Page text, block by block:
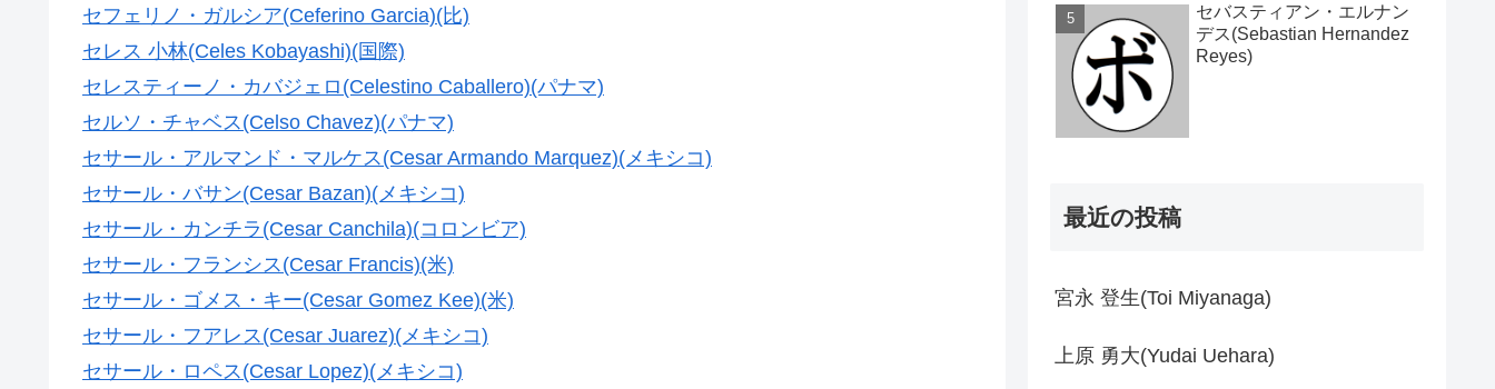
セフェリノ・ガルシア(Ceferino Garcia)(比)
セレス 小林(Celes Kobayashi)(国際)
セレスティーノ・カバジェロ(Celestino Caballero)(パナマ)
セルソ・チャベス(Celso Chavez)(パナマ)
セサール・アルマンド・マルケス(Cesar Armando Marquez)(メキシコ)
セサール・バサン(Cesar Bazan)(メキシコ)
セサール・カンチラ(Cesar Canchila)(コロンビア)
セサール・フランシス(Cesar Francis)(米)
セサール・ゴメス・キー(Cesar Gomez Kee)(米)
セサール・フアレス(Cesar Juarez)(メキシコ)
セサール・ロペス(Cesar Lopez)(メキシコ)
セバスティアン・エルナン
デス(Sebastian Hernandez
Reyes)
最近の投稿
宮永 登生(Toi Miyanaga)
上原 勇大(Yudai Uehara)